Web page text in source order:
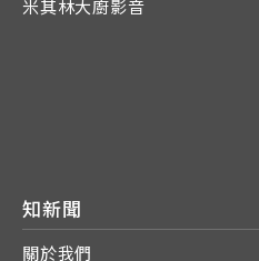
米其林大廚影音
知新聞
關於我們